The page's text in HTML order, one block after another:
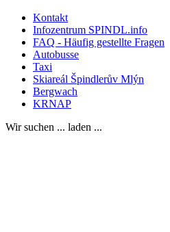
Kontakt
Infozentrum SPINDL.info
FAQ - Häufig gestellte Fragen
Autobusse
Taxi
Skiareál Špindlerův Mlýn
Bergwach
KRNAP
Wir suchen ... laden ...